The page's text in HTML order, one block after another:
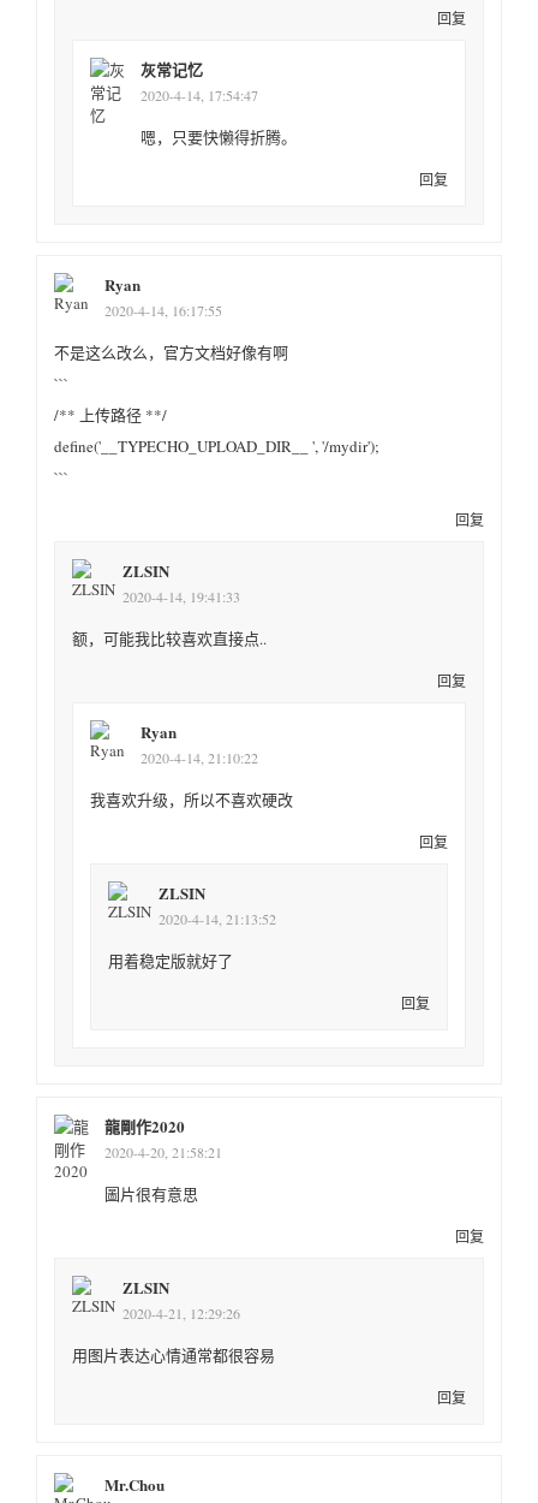
回复
灰常记忆
2020-4-14, 17:54:47
嗯，只要快懒得折腾。
回复
Ryan
2020-4-14, 16:17:55
不是这么改么，官方文档好像有啊
```
/** 上传路径 **/
define('__TYPECHO_UPLOAD_DIR__ ', '/mydir');
```
回复
ZLSIN
2020-4-14, 19:41:33
额，可能我比较喜欢直接点..
回复
Ryan
2020-4-14, 21:10:22
我喜欢升级，所以不喜欢硬改
回复
ZLSIN
2020-4-14, 21:13:52
用着稳定版就好了
回复
龍剛作2020
2020-4-20, 21:58:21
圖片很有意思
回复
ZLSIN
2020-4-21, 12:29:26
用图片表达心情通常都很容易
回复
Mr.Chou